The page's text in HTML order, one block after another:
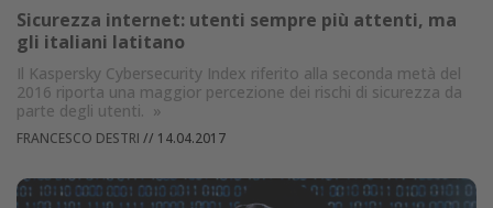
Sicurezza internet: utenti sempre più attenti, ma
gli italiani latitano
Il Kaspersky Cybersecurity Index riferito alla seconda metà del
2016 riporta una maggior percezione dei rischi di sicurezza da
parte degli utenti. »
FRANCESCO DESTRI // 14.04.2017